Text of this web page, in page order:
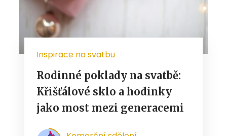
Inspirace na svatbu
Rodinné poklady na svatbě:
Křišťálové sklo a hodinky
jako most mezi generacemi